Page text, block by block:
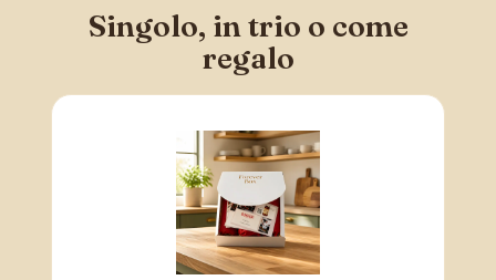
Singolo, in trio o come
regalo